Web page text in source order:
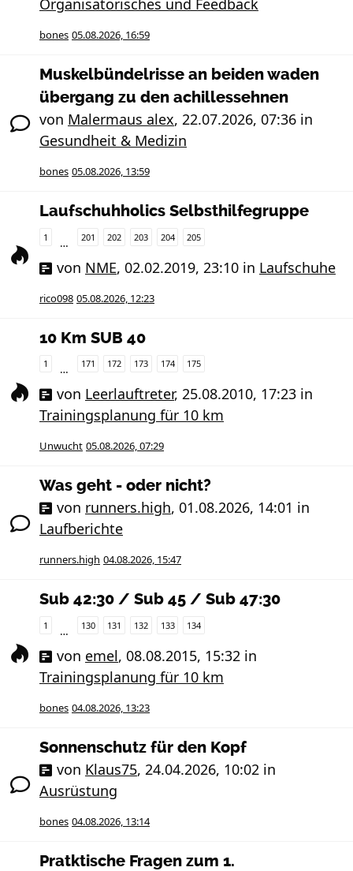
Organisatorisches und Feedback
bones 05.08.2026, 16:59
Muskelbündelrisse an beiden waden
übergang zu den achillessehnen
von Malermaus alex, 22.07.2026, 07:36 in
Gesundheit & Medizin
bones 05.08.2026, 13:59
Laufschuhholics Selbsthilfegruppe
1 … 201 202 203 204 205
von NME, 02.02.2019, 23:10 in Laufschuhe
rico098 05.08.2026, 12:23
10 Km SUB 40
1 … 171 172 173 174 175
von Leerlauftreter, 25.08.2010, 17:23 in
Trainingsplanung für 10 km
Unwucht 05.08.2026, 07:29
Was geht - oder nicht?
von runners.high, 01.08.2026, 14:01 in
Laufberichte
runners.high 04.08.2026, 15:47
Sub 42:30 / Sub 45 / Sub 47:30
1 … 130 131 132 133 134
von emel, 08.08.2015, 15:32 in
Trainingsplanung für 10 km
bones 04.08.2026, 13:23
Sonnenschutz für den Kopf
von Klaus75, 24.04.2026, 10:02 in
Ausrüstung
bones 04.08.2026, 13:14
Pratktische Fragen zum 1.